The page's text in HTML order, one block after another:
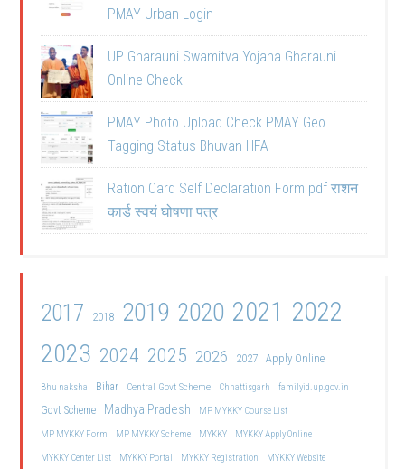
PMAY Urban Login
UP Gharauni Swamitva Yojana Gharauni
Online Check
PMAY Photo Upload Check PMAY Geo
Tagging Status Bhuvan HFA
Ration Card Self Declaration Form pdf राशन
कार्ड स्वयं घोषणा पत्र
2017 2018 2019 2020 2021 2022
2023 2024 2025 2026 2027 Apply Online
Bhu naksha Bihar Central Govt Scheme Chhattisgarh familyid.up.gov.in
Govt Scheme Madhya Pradesh
MP MYKKY Course List
MP MYKKY Form
MP MYKKY Scheme MYKKY
MYKKY Apply Online
MYKKY Center List
MYKKY Portal MYKKY Registration
MYKKY Website